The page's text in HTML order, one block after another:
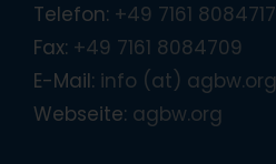
Telefon: +49 7161 8084717
Fax: +49 7161 8084709
E-Mail: info (at) agbw.org
Webseite: agbw.org